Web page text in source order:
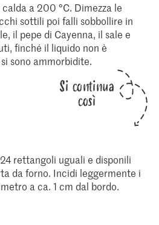
a 200 °C. Dimezza le
sottili poi falli sobbollire in
il pepe di Cayenna, il sale e
finché il liquido non è
sono ammorbidite.
Si continua
così
rettangoli uguali e disponili
da forno. Incidi leggermente i
a ca. 1 cm dal bordo.